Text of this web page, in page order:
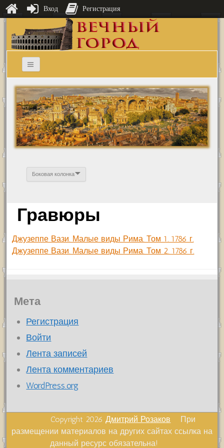
Боковая колонка
Гравюры
Джузеппе Вази. Малые виды Рима. Том 1. 1786 г.
Джузеппе Вази. Малые виды Рима. Том 2. 1786 г.
Мета
Регистрация
Войти
Лента записей
Лента комментариев
WordPress.org
Copyright 2026Дмитрий Розаков При
размещении материалов на других сайтах ссылка на
данный ресурс обязательна!
Вход Регистрация